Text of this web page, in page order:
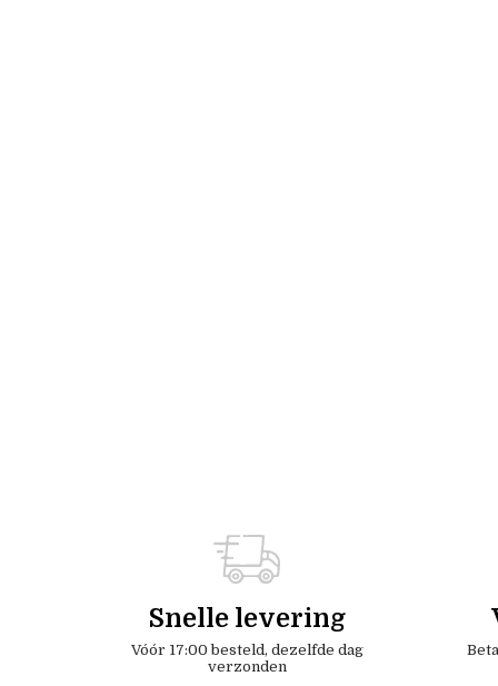
Snelle levering
Vóór 17:00 besteld, dezelfde dag
verzonden